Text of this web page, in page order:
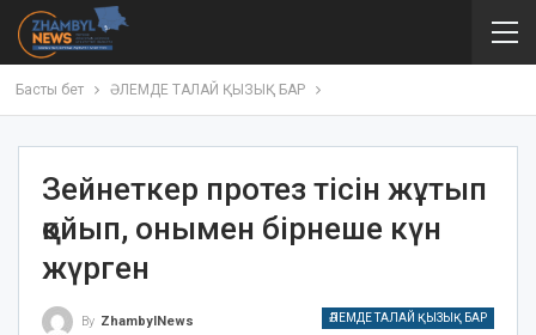
Басты бет ӘЛЕМДЕ ТАЛАЙ ҚЫЗЫҚ БАР
Зейнеткер протез тісін жұтып
қойып, онымен бірнеше күн
жүрген
ӘЛЕМДЕ ТАЛАЙ ҚЫЗЫҚ БАР
By ZhambylNews